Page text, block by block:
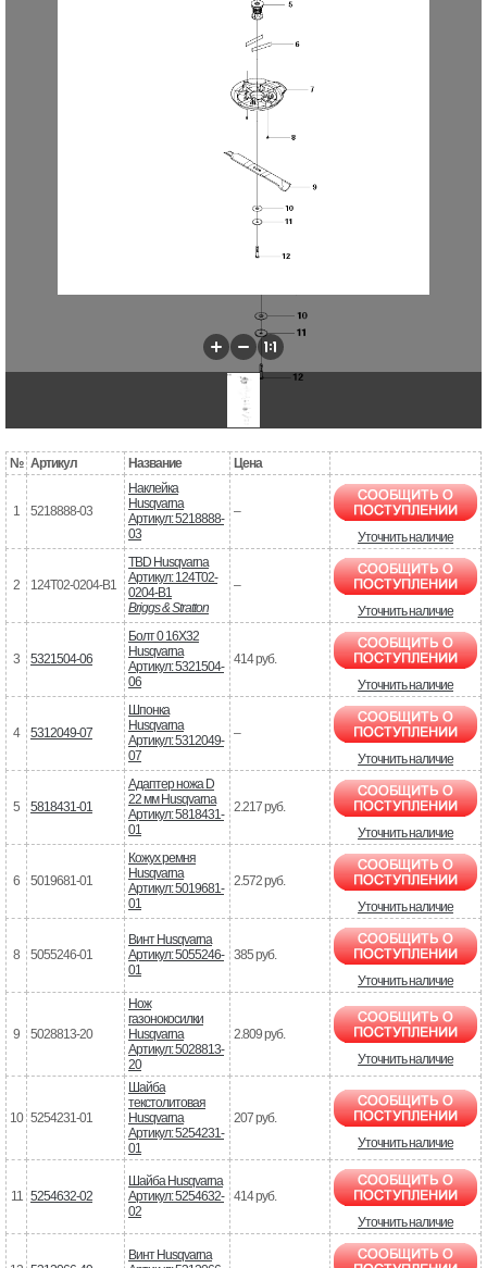
№ Артикул Название Цена
1 5218888-03
Наклейка
Husqvarna
Артикул: 5218888-
03
–
Уточнить наличие
2 124T02-0204-B1
TBD Husqvarna
Артикул: 124T02-
0204-B1
Briggs & Stratton
–
Уточнить наличие
3 5321504-06
Болт 0 16X32
Husqvarna
Артикул: 5321504-
06
414 руб.
Уточнить наличие
4 5312049-07
Шпонка
Husqvarna
Артикул: 5312049-
07
–
Уточнить наличие
5 5818431-01
Адаптер ножа D
22 мм Husqvarna
Артикул: 5818431-
01
2.217 руб.
Уточнить наличие
6 5019681-01
Кожух ремня
Husqvarna
Артикул: 5019681-
01
2.572 руб.
Уточнить наличие
8 5055246-01
Винт Husqvarna
Артикул: 5055246-
01
385 руб.
Уточнить наличие
9 5028813-20
Нож
газонокосилки
Husqvarna
Артикул: 5028813-
20
2.809 руб.
Уточнить наличие
10 5254231-01
Шайба
текстолитовая
Husqvarna
Артикул: 5254231-
01
207 руб.
Уточнить наличие
11 5254632-02
Шайба Husqvarna
Артикул: 5254632-
02
414 руб.
Уточнить наличие
Винт Husqvarna